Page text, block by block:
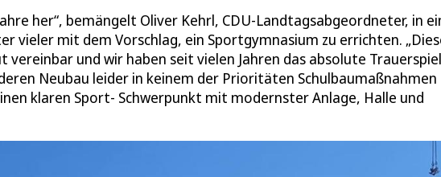
her“, bemängelt Oliver Kehrl, CDU-Landtagsabgeordneter, in
vieler mit dem Vorschlag, ein Sportgymnasium zu errichten.
vereinbar und wir haben seit vielen Jahren das absolute
Neubau leider in keinem der Prioritäten Schulbaumaßnahmen
klaren Sport- Schwerpunkt mit modernster Anlage, Halle und